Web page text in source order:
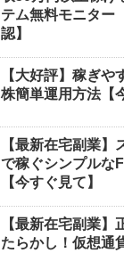
テム無料モニター
認】
【大好評】稼ぎや
株簡単運用方法【
【最新在宅副業】
で稼ぐシンプルな
【今すぐ見て】
【最新在宅副業】
たらかし！仮想通